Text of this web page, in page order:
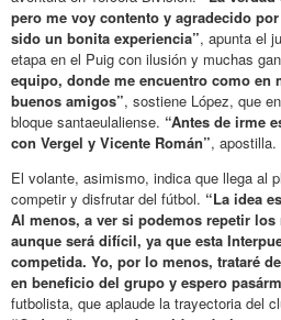
pero me voy contento y agradecido
sido un bonita experiencia”, apunta el
etapa en el Puig con ilusión y muchas
equipo, donde me encuentro como en
buenos amigos”, sostiene López, que
bloque santaeulaliense. “Antes de irme
con Vergel y Vicente Román”, apostilla.
El volante, asimismo, indica que llega al
competir y disfrutar del fútbol. “La idea
Al menos, a ver si podemos repetir
aunque será difícil, ya que esta
competida. Yo, por lo menos, trataré
en beneficio del grupo y espero
futbolista, que aplaude la trayectoria del